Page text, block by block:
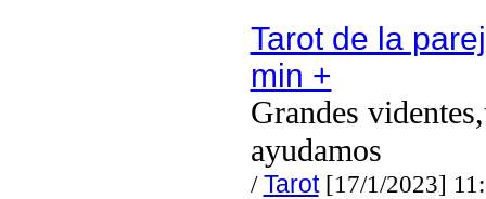
Tarot de la
min +
Grandes
ayudamos
/Tarot[17/1/2023]